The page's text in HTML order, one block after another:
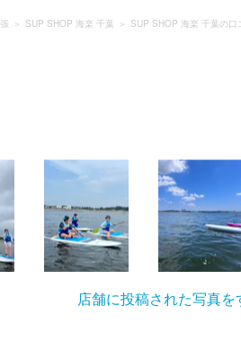
SUP SHOP 海楽 千葉 SUP SHOP 海楽 千葉の口
店舗に投稿された写真を